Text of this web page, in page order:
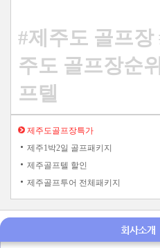
#제주도 골프장
주도 골프장순
프텔
제주도골프장특가
제주1박2일 골프패키지
제주골프텔 할인
제주골프투어 전체패키지